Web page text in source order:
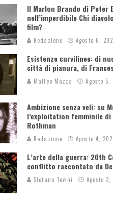
Il Marlon Brando di Peter
nell’imperdibile Chi
film?
Redazione Agosto 6,
Esistenze curvilinee: di
città di pianura, di
Matteo Mazza Agosto 5,
Ambizione senza veli: su
l’exploitation femminile di
Rothman
Redazione Agosto 4,
L’arte della guerra: 20th
conflitto raccontato da
Stefano Tevini Agosto 3,